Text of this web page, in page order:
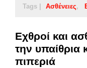
Tags | Ασθένειες
Εχθροί και
την υπαίθρια
πιπεριά